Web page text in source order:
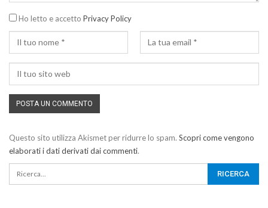
Ho letto e accetto Privacy Policy
Questo sito utilizza Akismet per ridurre lo spam. Scopri come vengono
elaborati i dati derivati dai commenti.